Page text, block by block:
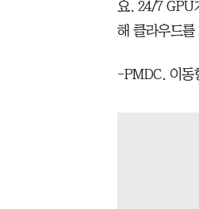
요. 24/7 GPU
해 클라우드를
-PMDC. 이동